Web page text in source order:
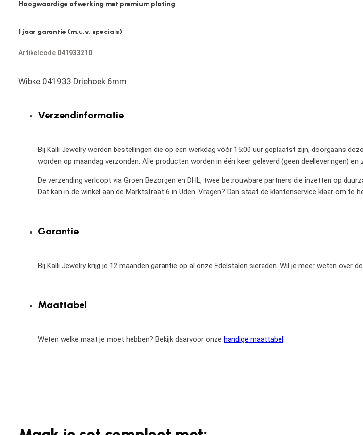
Hoogwaardige afwerking met premium plating
1 jaar garantie (m.u.v. specials)
Artikelcode 041933210
Wibke 041933 Driehoek 6mm
Verzendinformatie
Bij Kalli Jewelry worden bestellingen die op een werkdag vóór 15:00 uur geplaatst zijn, doorgaans
worden op maandag verzonden. Alle producten worden in één keer geleverd (geen deelleveringen)
De verzending verloopt via Groen Bezorgen en DHL, twee betrouwbare partners die inzetten op
Dat kan in de winkel aan de Marktstraat 6 in Uden. Vragen? Dan staat de klantenservice klaar om te
Garantie
Bij Kalli Jewelry krijg je 12 maanden garantie op al onze Edelstalen sieraden. Wil je meer weten over
Maattabel
Weten welke maat je moet hebben? Bekijk daarvoor onze handige maattabel.